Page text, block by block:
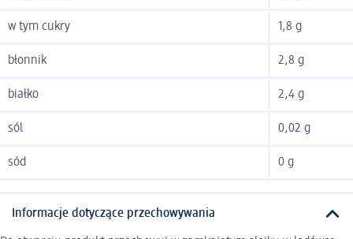
w tym cukry 1,8 g
błonnik 2,8 g
białko 2,4 g
sól 0,02 g
sód 0 g
Informacje dotyczące przechowywania